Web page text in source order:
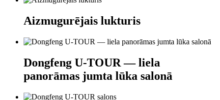
Aizmugurējais lukturis
Dongfeng U-TOUR — liela
panorāmas jumta lūka salonā